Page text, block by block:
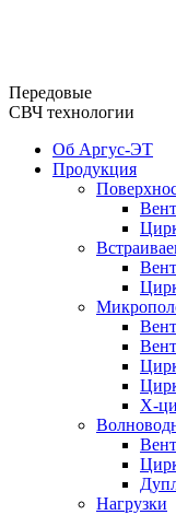
Передовые
СВЧ технологии
Об Аргус-ЭТ
Продукция
Х-
Нагрузки